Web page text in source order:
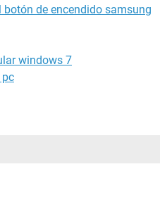
botón de encendido samsung
windows 7